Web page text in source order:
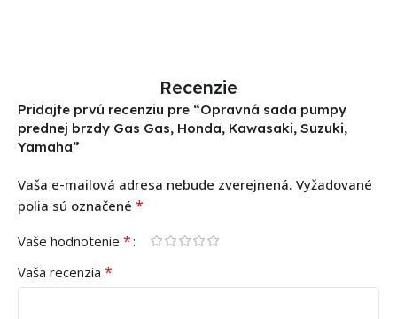
Recenzie
Pridajte prvú recenziu pre “Opravná sada pumpy
prednej brzdy Gas Gas, Honda, Kawasaki, Suzuki,
Yamaha”
Vaša e-mailová adresa nebude zverejnená. Vyžadované
polia sú označené *
Vaše hodnotenie *
Vaša recenzia *